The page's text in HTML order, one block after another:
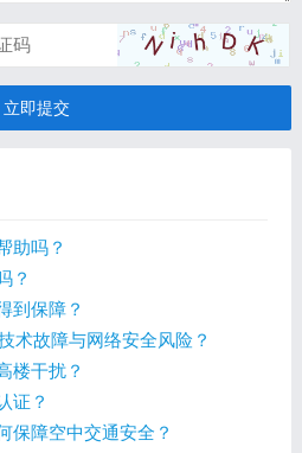
立即提交
助吗？
？
到保障？
术故障与网络安全风险？
楼干扰？
证？
保障空中交通安全？